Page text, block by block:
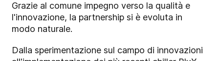
Grazie al comune impegno verso la qualità e
l'innovazione, la partnership si è evoluta in
modo naturale.
Dalla sperimentazione sul campo di innovazioni